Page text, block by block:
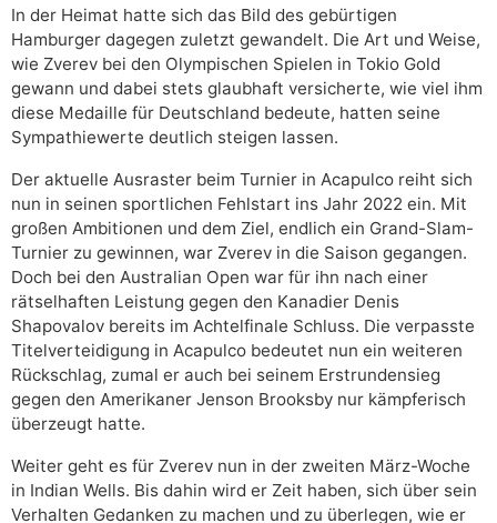
In der Heimat hatte sich das Bild des gebürtigen
Hamburger dagegen zuletzt gewandelt. Die Art und Weise,
wie Zverev bei den Olympischen Spielen in Tokio Gold
gewann und dabei stets glaubhaft versicherte, wie viel ihm
diese Medaille für Deutschland bedeute, hatten seine
Sympathiewerte deutlich steigen lassen.
Der aktuelle Ausraster beim Turnier in Acapulco reiht sich
nun in seinen sportlichen Fehlstart ins Jahr 2022 ein. Mit
großen Ambitionen und dem Ziel, endlich ein Grand-Slam-
Turnier zu gewinnen, war Zverev in die Saison gegangen.
Doch bei den Australian Open war für ihn nach einer
rätselhaften Leistung gegen den Kanadier Denis
Shapovalov bereits im Achtelfinale Schluss. Die verpasste
Titelverteidigung in Acapulco bedeutet nun ein weiteren
Rückschlag, zumal er auch bei seinem Erstrundensieg
gegen den Amerikaner Jenson Brooksby nur kämpferisch
überzeugt hatte.
Weiter geht es für Zverev nun in der zweiten März-Woche
in Indian Wells. Bis dahin wird er Zeit haben, sich über sein
Verhalten Gedanken zu machen und zu überlegen, wie er